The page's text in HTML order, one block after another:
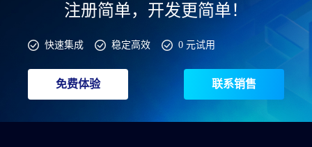
注册简单，开发更简单！
快速集成 稳定高效 0 元试用
免费体验 联系销售